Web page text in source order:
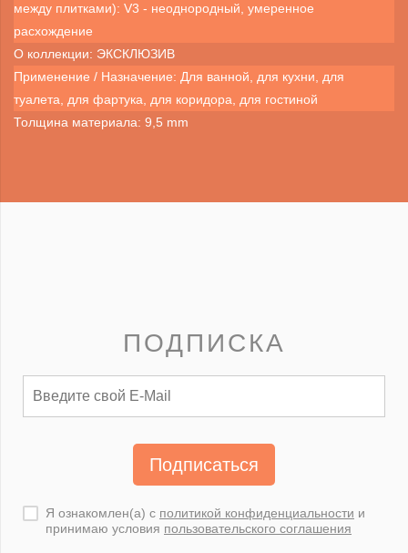
между плитками): V3 - неоднородный, умеренное
расхождение
О коллекции: ЭКСКЛЮЗИВ
Применение / Назначение: Для ванной, для кухни, для
туалета, для фартука, для коридора, для гостиной
Толщина материала: 9,5 mm
ПОДПИСКА
Подписаться
Я ознакомлен(а) с политикой конфиденциальности и
принимаю условия пользовательского соглашения